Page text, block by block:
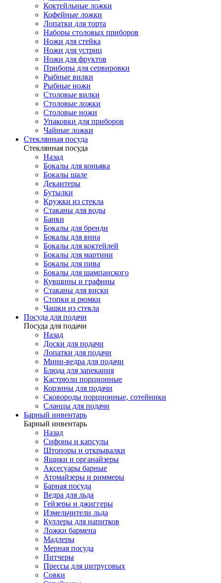
Коктейльные ложки
Кофейные ложки
Лопатки для торта
Наборы столовых приборов
Ножи для стейка
Ножи для устриц
Ножи для фруктов
Приборы для сервировки
Рыбные вилки
Рыбные ножи
Столовые вилки
Столовые ложки
Столовые ножи
Упаковки для приборов
Чайные ложки
Стеклянная посуда
Стеклянная посуда
Назад
Бокалы для коньяка
Бокалы шале
Декантеры
Бутылки
Кружки из стекла
Стаканы для воды
Банки
Бокалы для бренди
Бокалы для вина
Бокалы для коктейлей
Бокалы для мартини
Бокалы для пива
Бокалы для шампанского
Кувшины и графины
Стаканы для виски
Стопки и рюмки
Чашки из стекла
Посуда для подачи
Посуда для подачи
Назад
Доски для подачи
Лопатки для подачи
Мини-ведра для подачи
Блюда для запекания
Кастрюли порционные
Корзины для подачи
Сковороды порционные, сотейники
Сланцы для подачи
Барный инвентарь
Барный инвентарь
Назад
Сифоны и капсулы
Штопоры и открывалки
Ящики и органайзеры
Аксесуары барные
Атомайзеры и риммеры
Барная посуда
Ведра для льда
Гейзеры и джиггеры
Измельчители льда
Куллеры для напитков
Ложки бармена
Мадлеры
Мерная посуда
Питчеры
Прессы для цитрусовых
Совки